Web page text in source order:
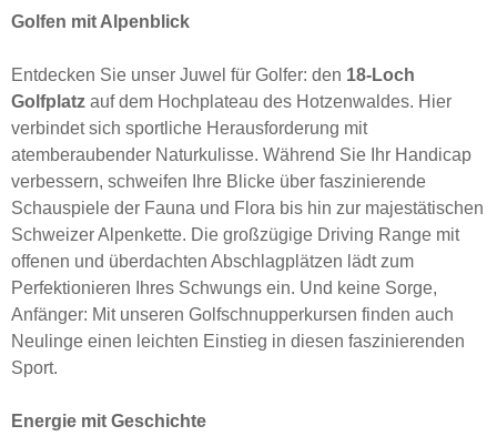
Golfen mit Alpenblick
Entdecken Sie unser Juwel für Golfer: den 18-Loch
Golfplatz auf dem Hochplateau des Hotzenwaldes. Hier
verbindet sich sportliche Herausforderung mit
atemberaubender Naturkulisse. Während Sie Ihr Handicap
verbessern, schweifen Ihre Blicke über faszinierende
Schauspiele der Fauna und Flora bis hin zur majestätischen
Schweizer Alpenkette. Die großzügige Driving Range mit
offenen und überdachten Abschlagplätzen lädt zum
Perfektionieren Ihres Schwungs ein. Und keine Sorge,
Anfänger: Mit unseren Golfschnupperkursen finden auch
Neulinge einen leichten Einstieg in diesen faszinierenden
Sport.
Energie mit Geschichte